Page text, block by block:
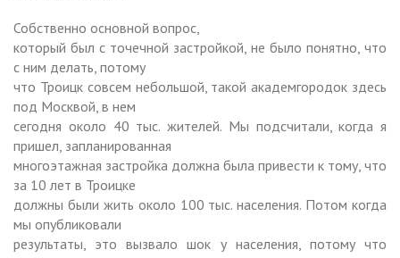
Собственно основной вопрос,
который был с точечной застройкой, не было понятно, что
с ним делать, потому
что Троицк совсем небольшой, такой академгородок здесь
под Москвой, в нем
сегодня около 40 тыс. жителей. Мы подсчитали, когда я
пришел, запланированная
многоэтажная застройка должна была привести к тому, что
за 10 лет в Троицке
должны были жить около 100 тыс. населения. Потом когда
мы опубликовали
результаты, это вызвало шок у населения, потому что